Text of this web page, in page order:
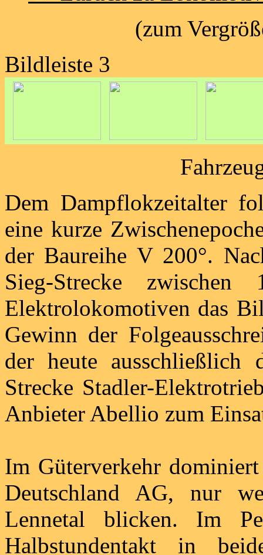
(zum
Bildleiste 3
Dem Dampflokzeitalter
eine kurze
der Baureihe V 200°.
Sieg-Strecke
Elektrolokomotiven das
Gewinn der
der heute ausschließlich
Strecke Stadler-
Anbieter Abellio zum
Im Güterverkehr
Deutschland AG, nur
Lennetal blicken. Im
Halbstundentakt in